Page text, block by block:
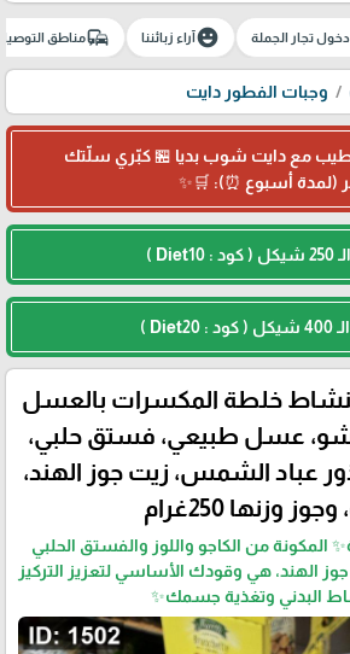
دخول تجار الجملة emoji_emotionsآراء زبائننا commuteمناطق
وجبات الفطور دايت
أطيب مع دايت شوب بديا 🏪 كبّري سلّتك
أسبوع ⏰): 🛒✨
خلطة المكسرات بالعسل
100% كاشو، عسل طبيعي، فستق حلبي،
عباد الشمس، زيت جوز الهند،
وزنها 250غرام
المكونة من الكاجو واللوز والفستق الحلبي
الهند، هي وقودك الأساسي لتعزيز التركيز
البدني وتغذية جسمك✨